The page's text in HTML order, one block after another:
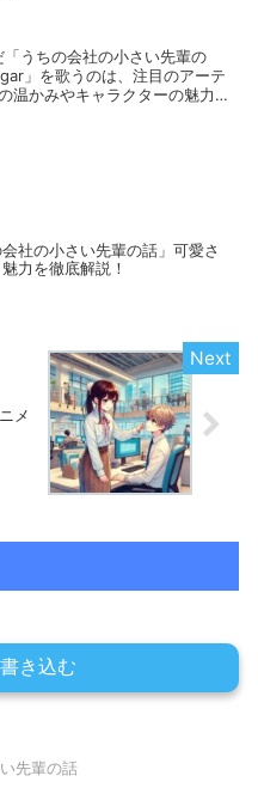
うちの会社の小さい先輩の
」を歌うのは、注目のアーテ
温かみやキャラクターの魅力を
会社の小さい先輩の話」可愛さ
力を徹底解説！
メ
き込む
先輩の話